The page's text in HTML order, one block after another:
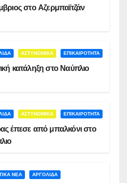
στο Αζερμπαϊτζάν
ΑΣΤΥΝΟΜΙΚΑ ΕΠΙΚΑΙΡΟΤΗΤΑ
κατάληξη στο Ναύπλιο
ΑΣΤΥΝΟΜΙΚΑ ΕΠΙΚΑΙΡΟΤΗΤΑ
έπεσε από μπαλκόνι στο
ΝΕΑ ΑΡΓΟΛΙΔΑ